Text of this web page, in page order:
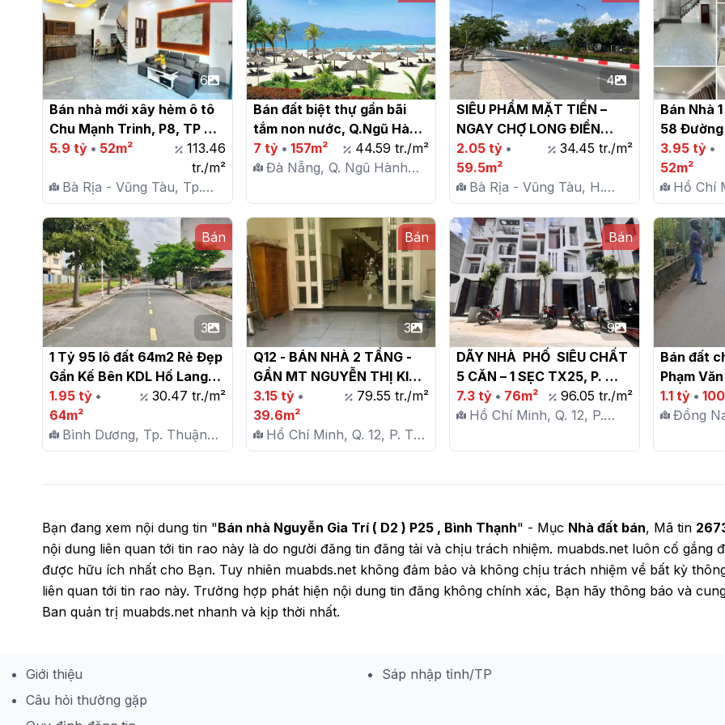
6
Bán nhà mới xây hẻm ô tô
Chu Mạnh Trinh, P8, TP
Vũng Tàu
5.9 tỷ • 52m²
113.46
tr./m²
Bà Rịa - Vũng Tàu, Tp.
Vũng Tàu, P. 8
Bán đất biệt thự gần bãi
tắm non nước, Q.Ngũ Hành
Sơn, TP. Đà Nẵng
7 tỷ• 157m²
44.59 tr./m²
Đà Nẵng, Q. Ngũ Hành
4
SIÊU PHẨM MẶT TIỀN –
NGAY CHỢ LONG ĐIỀN
2.05 tỷ •
59.5m²
34.45 tr./m²
Bà Rịa - Vũng Tàu, H.
Long Đất, Tt. Long Điền
Bán Nhà
58 Đường
Long
3 Tỷ 950
3.95 tỷ•
52m²
Hồ Chí
Đức, P.
Bán
3
1 Tỷ 95 lô đất 64m2 Rẻ Đẹp
Gần Kế Bên KDL Hố Lang
1.95 tỷ •
64m²
30.47 tr./m²
Bình Dương, Tp. Thuận
An, P. An Phú
Bán
3
Q12 - BÁN NHÀ 2 TẦNG -
GẦN MT NGUYỄN THỊ KIỂU,
TÂN THỚI HIỆP - 40M2 -
3,150 TỶ
3.15 tỷ•
39.6m²
79.55 tr./m²
Hồ Chí Minh, Q. 12, P. Tân
Thới Hiệp
Bán
9
DÃY NHÀ  PHỐ  SIÊU CHẤT
5 CĂN – 1 SẸC TX25, P.
THẠNH XUÂN, Q12
7.3 tỷ • 76m²
96.05 tr./m²
Hồ Chí Minh, Q. 12, P.
Bán đất
Phạm
Biên Hoà
shr sẵn
2.thương
1.1 tỷ•
Đồng
Bạn đang xem nội dung tin "Bán nhà Nguyễn Gia Trí ( D2 ) P25 , Bình Thạnh" - Mục Nhà đất bán, Mã tin
nội dung liên quan tới tin rao này là do người đăng tin đăng tải và chịu trách nhiệm. muabds.net luôn cố gắng
được hữu ích nhất cho Bạn. Tuy nhiên muabds.net không đảm bảo và không chịu trách nhiệm về bất kỳ
liên quan tới tin rao này. Trường hợp phát hiện nội dung tin đăng không chính xác, Bạn hãy thông báo và
Ban quản trị muabds.net nhanh và kịp thời nhất.
Giới thiệu
Câu hỏi thường gặp
Sáp nhập tỉnh/TP